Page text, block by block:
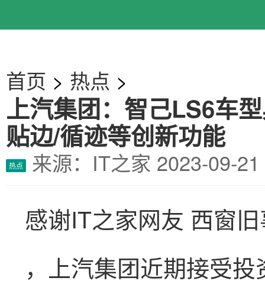
首页 > 热点 >
上汽集团：智己LS6车
贴边/循迹等创新功能
热点 来源：IT之家 2023-09-
感谢IT之家网友 西窗
，上汽集团近期接受